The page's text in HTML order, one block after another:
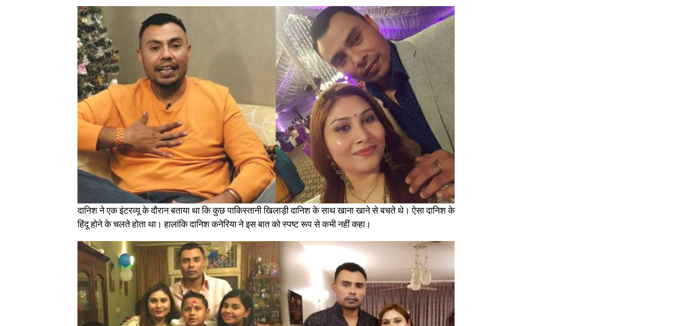
दानिश ने एक इंटरव्यू के दौरान बताया था कि कुछ पाकिस्तानी खिलाड़ी दानिश के साथ खाना खाने से बचते थे। ऐसा दानिश के
हिंदू होने के चलते होता था। हालांकि दानिश कनेरिया ने इस बात को स्पष्ट रूप से कभी नहीं कहा।